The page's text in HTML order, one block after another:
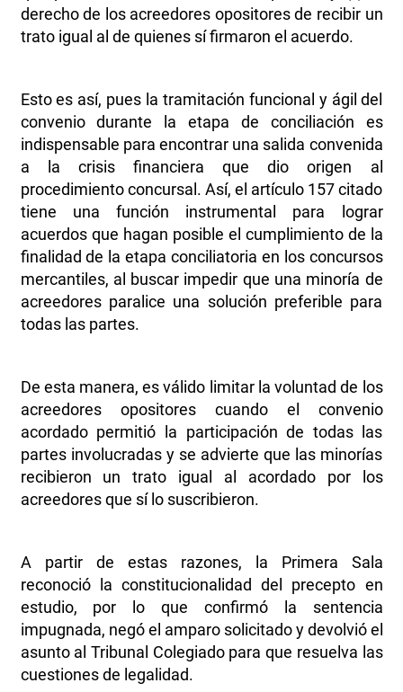
derecho de los acreedores opositores de recibir un
trato igual al de quienes sí firmaron el acuerdo.
Esto es así, pues la tramitación funcional y ágil del
convenio durante la etapa de conciliación es
indispensable para encontrar una salida convenida
a la crisis financiera que dio origen al
procedimiento concursal. Así, el artículo 157 citado
tiene una función instrumental para lograr
acuerdos que hagan posible el cumplimiento de la
finalidad de la etapa conciliatoria en los concursos
mercantiles, al buscar impedir que una minoría de
acreedores paralice una solución preferible para
todas las partes.
De esta manera, es válido limitar la voluntad de los
acreedores opositores cuando el convenio
acordado permitió la participación de todas las
partes involucradas y se advierte que las minorías
recibieron un trato igual al acordado por los
acreedores que sí lo suscribieron.
A partir de estas razones, la Primera Sala
reconoció la constitucionalidad del precepto en
estudio, por lo que confirmó la sentencia
impugnada, negó el amparo solicitado y devolvió el
asunto al Tribunal Colegiado para que resuelva las
cuestiones de legalidad.